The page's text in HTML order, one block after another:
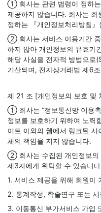
① 회사는 관련 법령이 정하는
제공하지 않습니다. 회사는
정하는 『개인정보처리방침
② 회사는 서비스 이용기간 중
하지 않아 개인정보의 유효기
해당 사실을 전자적 방법으로
기산되며, 전자상거래법 제6
제 21 조 [개인정보의 보호 및
① 회사는 “정보통신망 이용촉
정보를 보호하기 위하여 노력
이트 이외의 웹에서 링크된
체의 책임을 지지 않습니다.
② 회사는 수집된 개인정보의
제3자에게 위탁할 수 있습니
1. 서비스 제공을 위해 회원이
2. 통계작성, 학술연구 또는
3. 이동통신 부가서비스 가입